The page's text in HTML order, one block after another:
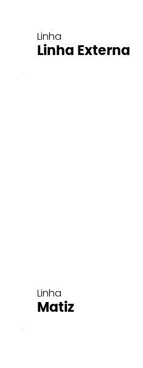
Linha
Linha Externa
Linha
Matiz